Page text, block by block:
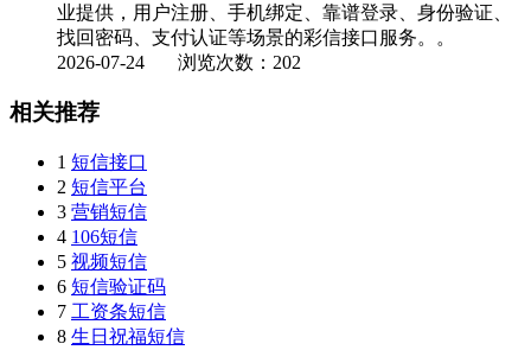
业提供，用户注册、手机绑定、靠谱登录、身份验证、
找回密码、支付认证等场景的彩信接口服务。。
2026-07-24 浏览次数：202
相关推荐
1 短信接口
2 短信平台
3 营销短信
4 106短信
5 视频短信
6 短信验证码
7 工资条短信
8 生日祝福短信